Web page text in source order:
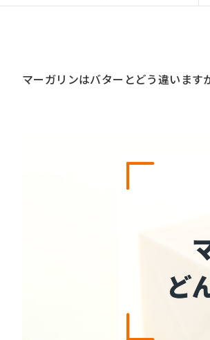
マーガリンはバターとどう違います